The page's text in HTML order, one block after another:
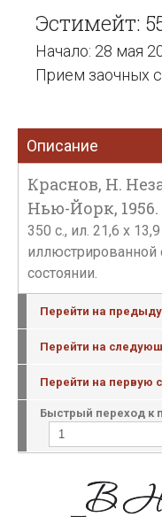
Эстимейт:
Начало: 28 мая
Прием заочных
Описание
Краснов, Н.
Нью-Йорк, 1956.
350 с., ил. 21,6 х
состоянии.
Перейти на
Перейти на
Перейти на первую
Быстрый переход к